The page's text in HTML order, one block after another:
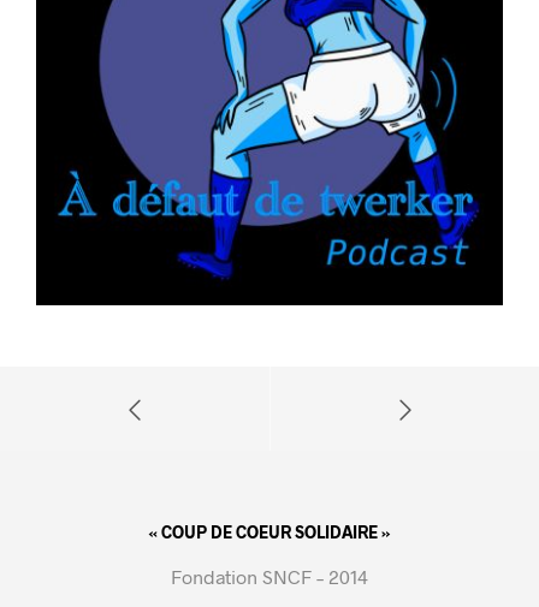
« COUP DE COEUR SOLIDAIRE »
Fondation SNCF – 2014